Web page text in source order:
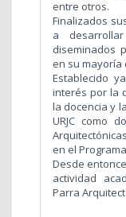
entre otros.
Finalizados
a
diseminados
en su mayoría
Establecido
interés por la
la docencia y
URJC como
en el
Desde
actividad
Parra